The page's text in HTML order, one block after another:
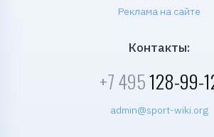
Реклама на сайте
Контакты:
+7 495128-99-
admin@sport-wiki.org